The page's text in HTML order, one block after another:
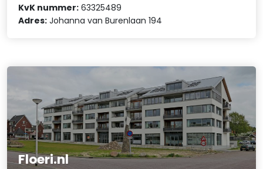
KvK nummer: 63325489
Adres: Johanna van Burenlaan 194
Floeri.nl